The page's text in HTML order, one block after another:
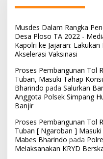
Musdes Dalam Rangka
Desa Ploso TA 2022 -
Kapolri ke Jajaran:
Akselerasi Vaksinasi
Proses Pembangunan Tol
Tuban, Masuki Tahap
Bharindo pada Salurkan
Anggota Polsek Simpang
Banjir
Proses Pembangunan Tol
Tuban [ Ngaroban ]
Mabes Bharindo pada
Melaksanakan KRYD